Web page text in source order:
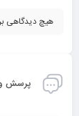
هیچ دیدگاهی
پرسش